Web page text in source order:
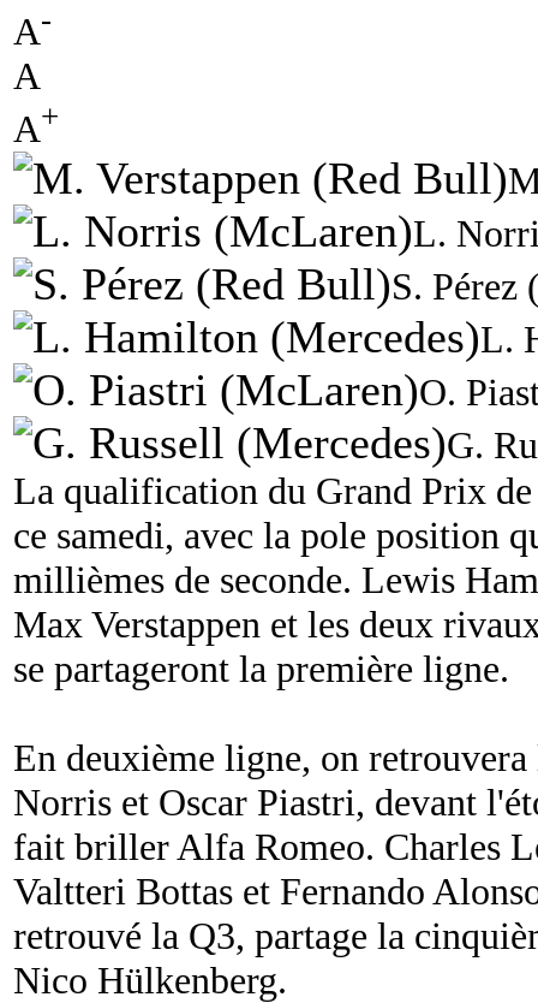
A-
A
A+
L.
S. Pérez
L.
O.
G.
La qualification du Grand Prix
ce samedi, avec la pole position
millièmes de seconde. Lewis
Max Verstappen et les deux
se partageront la première ligne.
En deuxième ligne, on
Norris et Oscar Piastri, devant
fait briller Alfa Romeo. Charles
Valtteri Bottas et Fernando
retrouvé la Q3, partage la
Nico Hülkenberg.